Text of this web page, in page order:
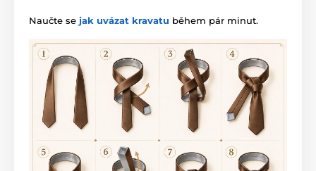
Naučte se jak uvázat kravatu během pár minut.